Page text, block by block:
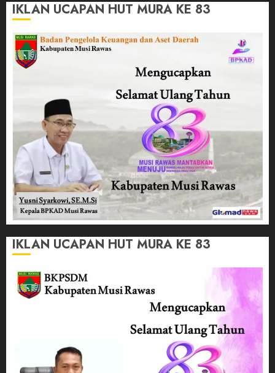
IKLAN UCAPAN HUT MURA KE 83
IKLAN UCAPAN HUT MURA KE 83